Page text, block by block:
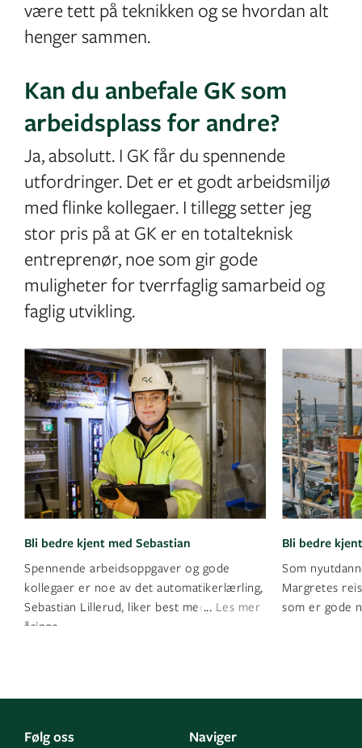
være tett på teknikken og se hvordan alt
henger sammen.
Kan du anbefale GK som
arbeidsplass for andre?
Ja, absolutt. I GK får du spennende
utfordringer. Det er et godt arbeidsmiljø
med flinke kollegaer. I tillegg setter jeg
stor pris på at GK er en totalteknisk
entreprenør, noe som gir gode
muligheter for tverrfaglig samarbeid og
faglig utvikling.
Bli bedre kjent med Sebastian
Spennende arbeidsoppgaver og gode
kollegaer er noe av det automatikerlærling,
Sebastian Lillerud, liker best med GK. 20-
åringe
... Les mer
Bli bedre
Som
Margretes
som er gode
Følg oss Naviger